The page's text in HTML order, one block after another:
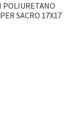
POLIURETANO
SACRO 17X17